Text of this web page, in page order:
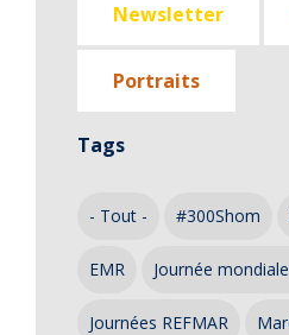
Newsletter
Portraits
Tags
- Tout - #300Shom
EMR Journée
Journées REFMAR